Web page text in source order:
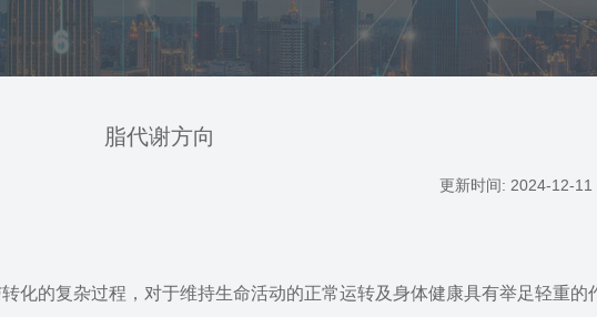
脂代谢方向
更新时间: 2024-12-11
化的复杂过程，对于维持生命活动的正常运转及身体健康具有举足轻重的